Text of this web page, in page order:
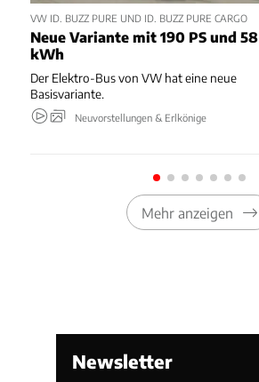
VW ID. BUZZ PURE UND ID. BUZZ PURE CARGO
Neue Variante mit 190 PS und 58
kWh
Der Elektro-Bus von VW hat eine neue
Basisvariante.
Neuvorstellungen & Erlkönige
Mehr anzeigen
Newsletter